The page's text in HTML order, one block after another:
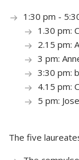
1:30 pm -
1.30 pm:
2.15 pm:
3 pm:
3:30 pm:
4.15 pm:
5 pm:
The five